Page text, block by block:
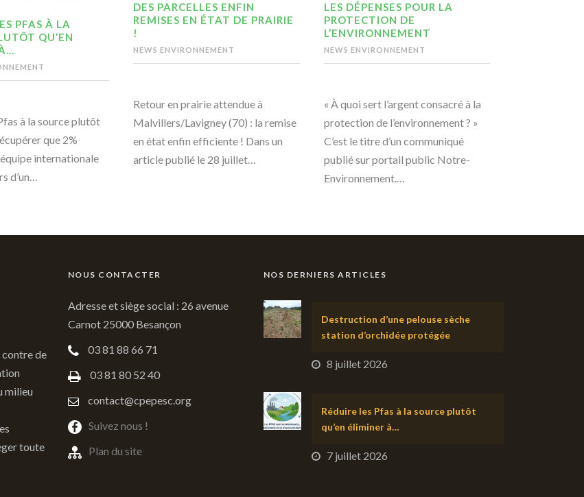
PFAS À LA
QU’EN
à la source plutôt
que 2%
internationale
d’un…
DES PARCELLES ENFIN
REMISES EN ÉTAT DE PRAIRIE
!
NEWS ENVIRONNEMENT
Retour en prairie attendue à
Malvillers/Lavigney (70) : la remise
en état enfin efficiente ! Dans un
article publié le 28 juillet…
LES DÉPENSES POUR LA
PROTECTION DE
L’ENVIRONNEMENT
NEWS ENVIRONNEMENT
« À quoi sert l’argent consacré à la
protection de l’environnement ? »
C’est le titre d’un communiqué
publié sur portail public Notre-
Environnement.…
contre de
milieu
toute
NOUS CONTACTER
Adresse et siège social : 26 avenue
Carnot 25000 Besançon
03 81 88 66 71
03 81 80 52 40
contact@cpepesc.org
Suivez nous !
Plan du site
NOS DERNIERS ARTICLES
Destruction d’une pelouse sèche
station d’orchidée protégée
8 juillet 2026
Réduire les Pfas à la source plutôt
qu’en éliminer à…
7 juillet 2026